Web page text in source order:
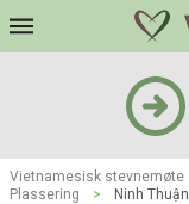
Vietnamesisk stevnemøte
Plassering
> Ninh Thuận